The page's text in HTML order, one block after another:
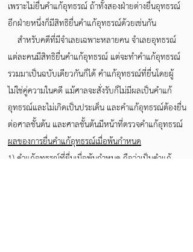
เพราะไม่ยื่นคำแก้อุทธรณ์ ถ้าทั้งสองฝ่ายต่างยื่นอุทธรณ์
อีกฝ่ายหนึ่งก็มีสิทธิยื่นคำแก้อุทธรณ์ด้วยเช่นกัน
สำหรับคดีที่มีจำเลยเฉพาะหลายคน จำเลยอุทธรณ์
แต่ละคนมีสิทธิยื่นคำแก้อุทธรณ์ แต่จะทำคำแก้อุทธรณ์
รวมมาเป็นฉบับเดียวกันก็ได้ คำแก้อุทธรณ์ที่ยื่นโดยผู้
ไม่ใช่คู่ความในคดี แม้ศาลจะสั่งรับก็ไม่มีผลเป็นคำแก้
อุทธรณ์และไม่เกิดเป็นประเด็น และคำแก้อุทธรณ์ต้องยื่น
ต่อศาลชั้นต้น และศาลชั้นต้นมีหน้าที่ตรวจคำแก้อุทธรณ์
ผลของการยื่นคำแก้อุทธรณ์เมื่อพ้นกำหนด
1) คำแก้อุทธรณ์ที่ยื่นเมื่อพ้นกำหนด ถือว่าเป็นคำแก้